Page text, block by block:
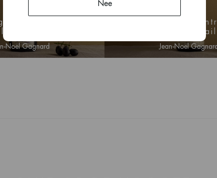
Montrachet,
(red)
Noël Gagnard
Chassagne-
1er Cru, Les
Jean-Noël
Nee